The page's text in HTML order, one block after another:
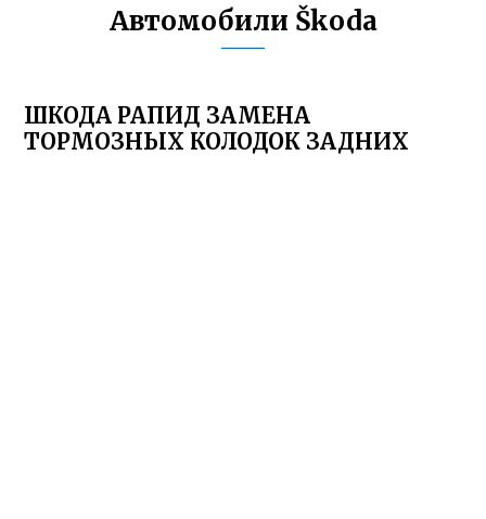
Автомобили Škoda
ШКОДА РАПИД ЗАМЕНА
ТОРМОЗНЫХ КОЛОДОК ЗАДНИХ